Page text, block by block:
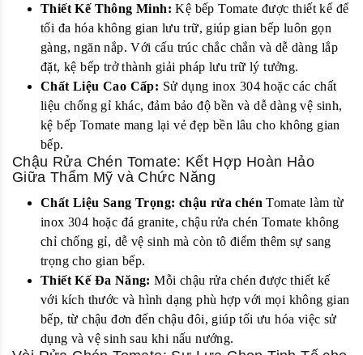
Thiết Kế Thông Minh: Kệ bếp Tomate được thiết kế để
tối đa hóa không gian lưu trữ, giúp gian bếp luôn gọn
gàng, ngăn nắp. Với cấu trúc chắc chắn và dễ dàng lắp
đặt, kệ bếp trở thành giải pháp lưu trữ lý tưởng.
Chất Liệu Cao Cấp: Sử dụng inox 304 hoặc các chất
liệu chống gỉ khác, đảm bảo độ bền và dễ dàng vệ sinh,
kệ bếp Tomate mang lại vẻ đẹp bền lâu cho không gian
bếp.
Chậu Rửa Chén Tomate: Kết Hợp Hoàn Hảo
Giữa Thẩm Mỹ và Chức Năng
Chất Liệu Sang Trọng: chậu rửa chén Tomate làm từ
inox 304 hoặc đá granite, chậu rửa chén Tomate không
chỉ chống gỉ, dễ vệ sinh mà còn tô điểm thêm sự sang
trọng cho gian bếp.
Thiết Kế Đa Năng: Mỗi chậu rửa chén được thiết kế
với kích thước và hình dạng phù hợp với mọi không gian
bếp, từ chậu đơn đến chậu đôi, giúp tối ưu hóa việc sử
dụng và vệ sinh sau khi nấu nướng.